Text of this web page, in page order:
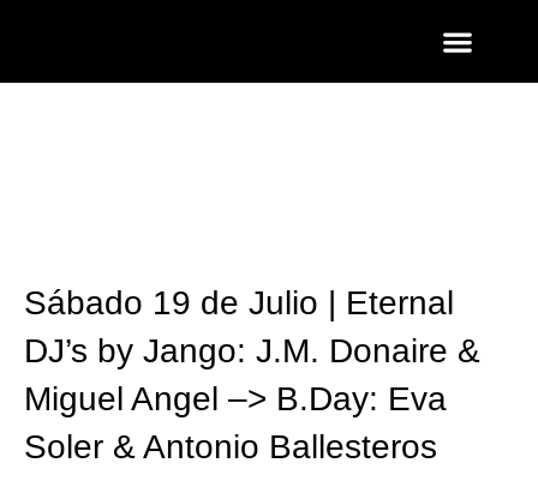
Sábado 19 de Julio | Eternal
DJ’s by Jango: J.M. Donaire &
Miguel Angel –> B.Day: Eva
Soler & Antonio Ballesteros